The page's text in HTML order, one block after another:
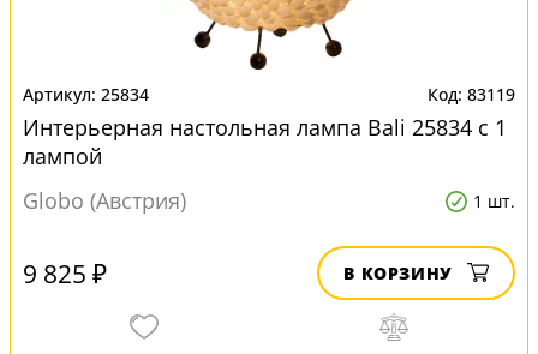
25834 83119
Интерьерная настольная лампа Bali 25834 с 1
лампой
Globo (Австрия)
1 шт.
9 825 ₽ В КОРЗИНУ